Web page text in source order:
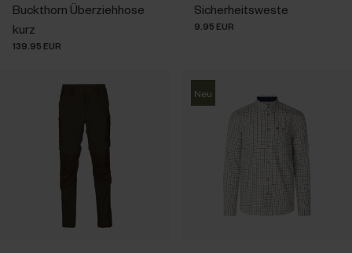
Buckthorn Überziehhose
kurz
139.95 EUR
Sicherheitsweste
9.95 EUR
Neu